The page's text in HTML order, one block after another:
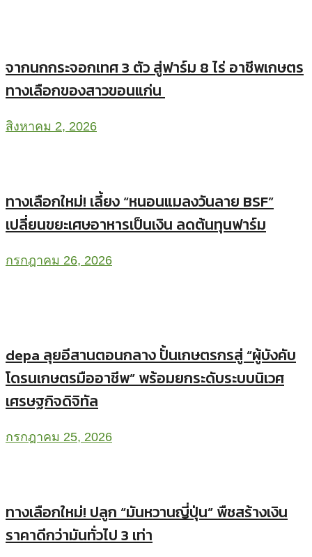
จากนกกระจอกเทศ 3 ตัว สู่ฟาร์ม 8 ไร่ อาชีพเกษตร
ทางเลือกของสาวขอนแก่น
สิงหาคม 2, 2026
ทางเลือกใหม่! เลี้ยง “หนอนแมลงวันลาย BSF”
เปลี่ยนขยะเศษอาหารเป็นเงิน ลดต้นทุนฟาร์ม
กรกฎาคม 26, 2026
depa ลุยอีสานตอนกลาง ปั้นเกษตรกรสู่ “ผู้บังคับ
โดรนเกษตรมืออาชีพ” พร้อมยกระดับระบบนิเวศ
เศรษฐกิจดิจิทัล
กรกฎาคม 25, 2026
ทางเลือกใหม่! ปลูก “มันหวานญี่ปุ่น” พืชสร้างเงิน
ราคาดีกว่ามันทั่วไป 3 เท่า